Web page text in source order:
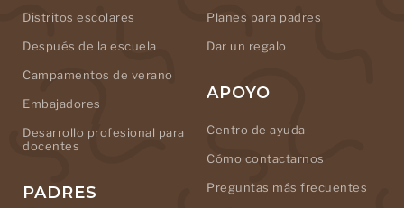
Distritos escolares
Después de la escuela
Campamentos de verano
Embajadores
Desarrollo profesional para
docentes
PADRES
Planes para padres
Dar un regalo
APOYO
Centro de ayuda
Cómo contactarnos
Preguntas más frecuentes